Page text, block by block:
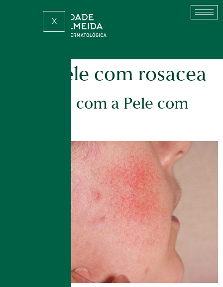
X
pele com rosacea
Cuidados com a Pele com